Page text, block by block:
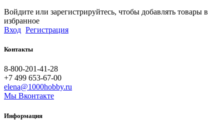
Войдите или зарегистрируйтесь, чтобы добавлять товары в
избранное
Вход Регистрация
Контакты
8-800-201-41-28
+7 499 653-67-00
elena@1000hobby.ru
Мы Вконтакте
Информация